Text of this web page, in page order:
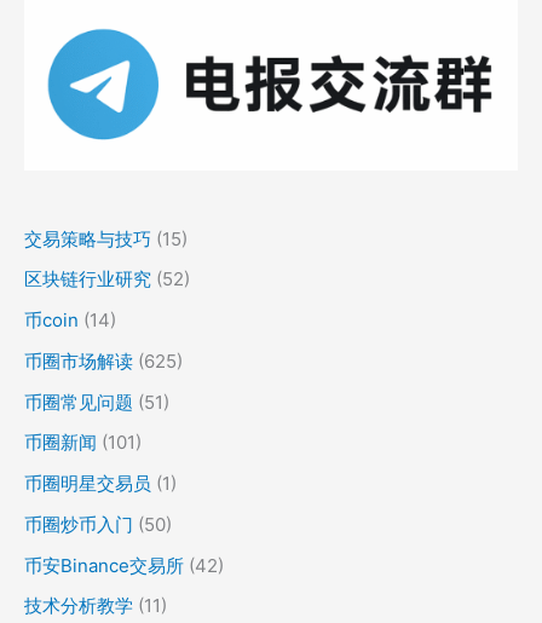
交易策略与技巧 (15)
区块链行业研究 (52)
币coin (14)
币圈市场解读 (625)
币圈常见问题 (51)
币圈新闻 (101)
币圈明星交易员 (1)
币圈炒币入门 (50)
币安Binance交易所 (42)
技术分析教学 (11)